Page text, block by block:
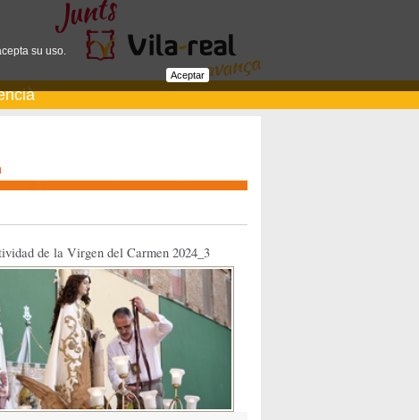
de la Virgen del Carmen 2024_3
su uso.
Aceptar